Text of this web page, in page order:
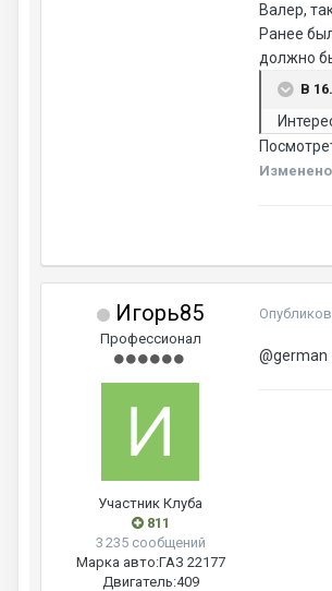
Валер,
Ранее
должно
В
Изменено
Игорь85
Профессионал
Участник Клуба
811
3 235 сообщений
Марка авто:ГАЗ 22177
Двигатель:409
@german